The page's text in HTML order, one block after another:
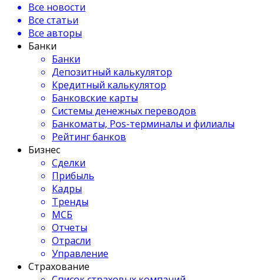
Все новости
Все статьи
Все авторы
Банки
Банки
Депозитный калькулятор
Кредитный калькулятор
Банковские карты
Системы денежных переводов
Банкоматы, Pos-терминалы и филиалы
Рейтинг банков
Бизнес
Сделки
Прибыль
Кадры
Тренды
МСБ
Отчеты
Отрасли
Управление
Страхование